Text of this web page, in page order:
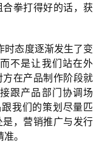
拳打得好的话，获
时态度逐渐发生了变
不是让我们站在外
方在产品制作阶段就
跟产品部门协调场
我们的策划尽量匹
是，营销推广与发行
。